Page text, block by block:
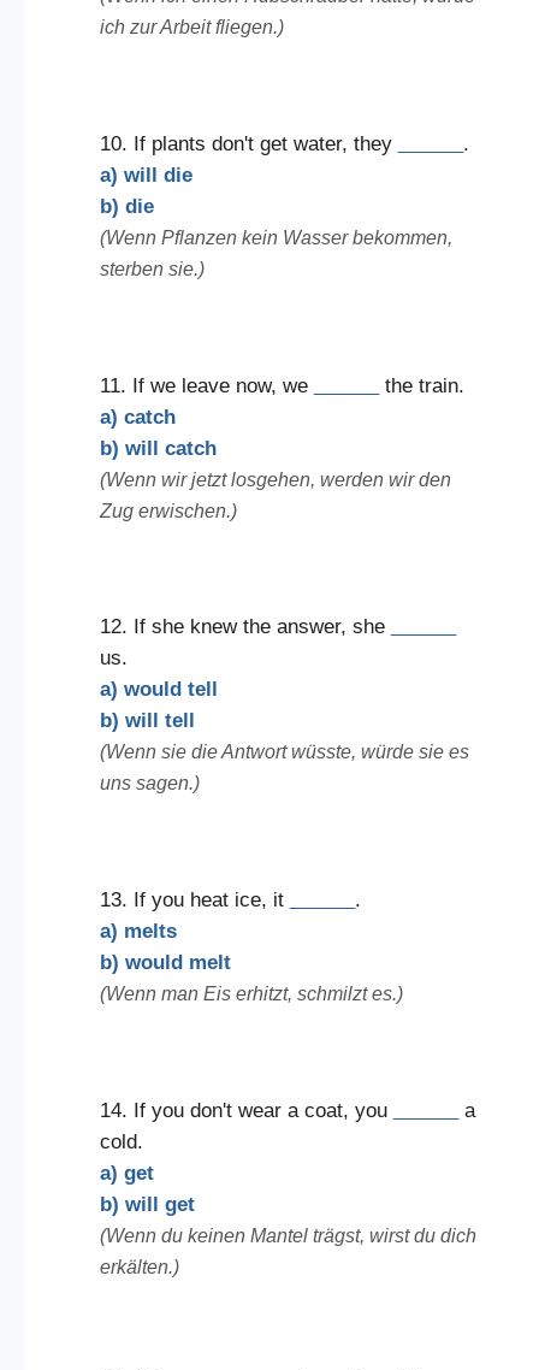
ich zur Arbeit fliegen.)
10. If plants don't get water, they
.
a) will die
b) die
(Wenn Pflanzen kein Wasser bekommen,
sterben sie.)
11. If we leave now, we
the train.
a) catch
b) will catch
(Wenn wir jetzt losgehen, werden wir den
Zug erwischen.)
12. If she knew the answer, she
us.
a) would tell
b) will tell
(Wenn sie die Antwort wüsste, würde sie es
uns sagen.)
13. If you heat ice, it
.
a) melts
b) would melt
(Wenn man Eis erhitzt, schmilzt es.)
14. If you don't wear a coat, you
a
cold.
a) get
b) will get
(Wenn du keinen Mantel trägst, wirst du dich
erkälten.)